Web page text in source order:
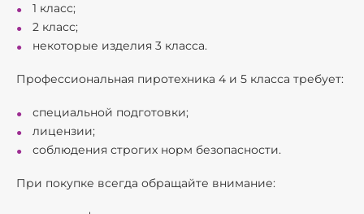
1 класс;
2 класс;
некоторые изделия 3 класса.
Профессиональная пиротехника 4 и 5 класса требует:
специальной подготовки;
лицензии;
соблюдения строгих норм безопасности.
При покупке всегда обращайте внимание: